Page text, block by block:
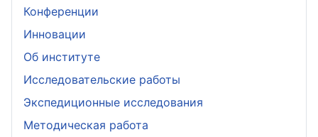
Конференции
Инновации
Об институте
Исследовательские работы
Экспедиционные исследования
Методическая работа